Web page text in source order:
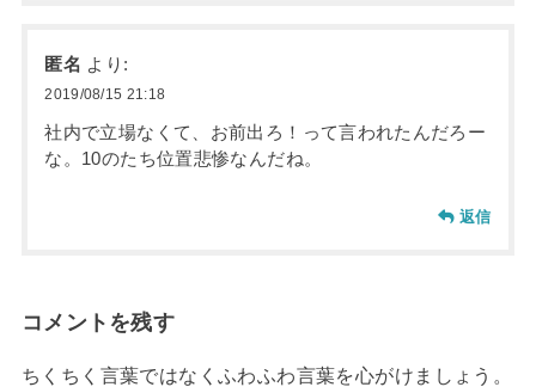
匿名 より:
2019/08/15 21:18
社内で立場なくて、お前出ろ！って言われたんだろー
な。10のたち位置悲惨なんだね。
返信
コメントを残す
ちくちく言葉ではなくふわふわ言葉を心がけましょう。